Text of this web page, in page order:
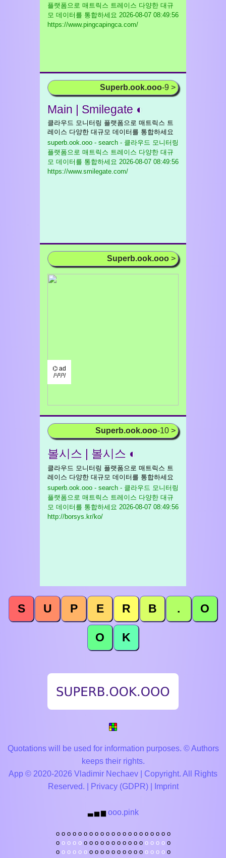
플랫폼으로 매트릭스 트레이스 다양한 대규
모 데이터를 통합하세요 2026-08-07 08:49:56
https://www.pingcapingca.com/
Superb.ook.ooo-9 >
Main | Smilegate ◐
클라우드 모니터링 플랫폼으로 매트릭스 트
레이스 다양한 대규모 데이터를 통합하세요
superb.ook.ooo - search - 클라우드 모니터링
플랫폼으로 매트릭스 트레이스 다양한 대규
모 데이터를 통합하세요 2026-08-07 08:49:56
https://www.smilegate.com/
Superb.ook.ooo >
⌬ ad
/¹/²/³/
Superb.ook.ooo-10 >
볼시스 | 볼시스 ◐
클라우드 모니터링 플랫폼으로 매트릭스 트
레이스 다양한 대규모 데이터를 통합하세요
superb.ook.ooo - search - 클라우드 모니터링
플랫폼으로 매트릭스 트레이스 다양한 대규
모 데이터를 통합하세요 2026-08-07 08:49:56
http://borsys.kr/ko/
S U P E R B . O
O K
Quotations will be used for information purposes. © Authors
keeps their rights.
App © 2020-2026 Vladimir Nechaev | Copyright. All Rights
Reserved. |
Privacy (GDPR)| Imprint
▃ ▅ ▆ ooo.pink
o o o o o o o o o o o o o o o o o o o o o
o o o o o o o o o o o o o o o o o o o o o
o o o o o o o o o o o o o o o o o o o o o